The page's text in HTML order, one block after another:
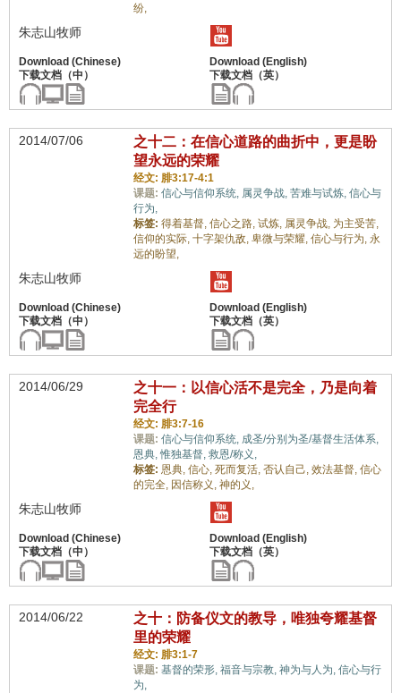
纷,
朱志山牧师
2014/07/06
之十二：在信心道路的曲折中，更是盼
望永远的荣耀
经文: 腓3:17-4:1
课题: 信心与信仰系统, 属灵争战, 苦难与试炼, 信心与
行为,
标签: 得着基督, 信心之路, 试炼, 属灵争战, 为主受苦,
信仰的实际, 十字架仇敌, 卑微与荣耀, 信心与行为, 永
远的盼望,
朱志山牧师
2014/06/29
之十一：以信心活不是完全，乃是向着
完全行
经文: 腓3:7-16
课题: 信心与信仰系统, 成圣/分别为圣/基督生活体系,
恩典,惟独基督, 救恩/称义,
标签: 恩典, 信心, 死而复活, 否认自己, 效法基督, 信心
的完全, 因信称义, 神的义,
朱志山牧师
2014/06/22
之十：防备仪文的教导，唯独夸耀基督
里的荣耀
经文: 腓3:1-7
课题: 基督的荣形, 福音与宗教, 神为与人为, 信心与行
为,